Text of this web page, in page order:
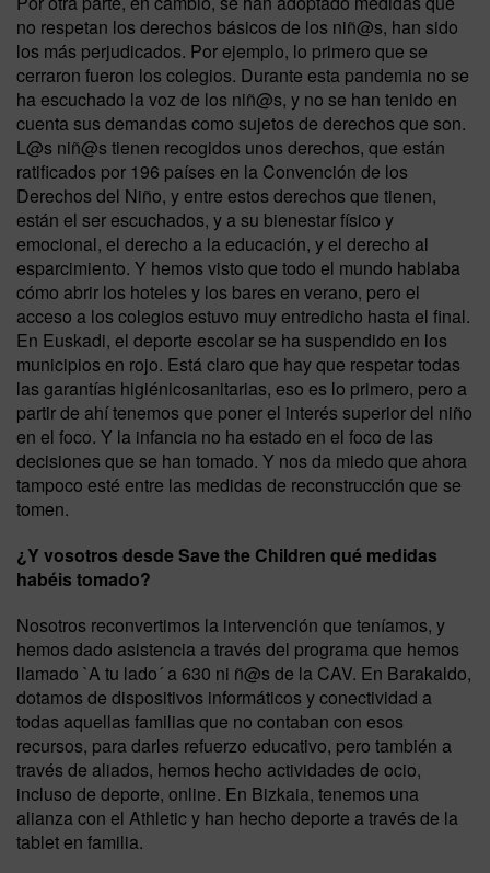
no respetan los derechos básicos de los niñ@s, han sido
los más perjudicados. Por ejemplo, lo primero que se
cerraron fueron los colegios. Durante esta pandemia no se
ha escuchado la voz de los niñ@s, y no se han tenido en
cuenta sus demandas como sujetos de derechos que son.
L@s niñ@s tienen recogidos unos derechos, que están
ratificados por 196 países en la Convención de los
Derechos del Niño, y entre estos derechos que tienen,
están el ser escuchados, y a su bienestar físico y
emocional, el derecho a la educación, y el derecho al
esparcimiento. Y hemos visto que todo el mundo hablaba
cómo abrir los hoteles y los bares en verano, pero el
acceso a los colegios estuvo muy entredicho hasta el final.
En Euskadi, el deporte escolar se ha suspendido en los
municipios en rojo. Está claro que hay que respetar todas
las garantías higiénicosanitarias, eso es lo primero, pero a
partir de ahí tenemos que poner el interés superior del niño
en el foco. Y la infancia no ha estado en el foco de las
decisiones que se han tomado. Y nos da miedo que ahora
tampoco esté entre las medidas de reconstrucción que se
tomen.
¿Y vosotros desde Save the Children qué medidas
habéis tomado?
Nosotros reconvertimos la intervención que teníamos, y
hemos dado asistencia a través del programa que hemos
llamado `A tu lado´ a 630 ni ñ@s de la CAV. En Barakaldo,
dotamos de dispositivos informáticos y conectividad a
todas aquellas familias que no contaban con esos
recursos, para darles refuerzo educativo, pero también a
través de aliados, hemos hecho actividades de ocio,
incluso de deporte, online. En Bizkaia, tenemos una
alianza con el Athletic y han hecho deporte a través de la
tablet en familia.